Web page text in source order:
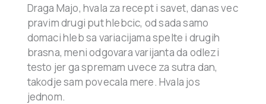
Draga Majo, hvala za recept i savet, danas vec
pravim drugi put hlebcic, od sada samo
domaci hleb sa variacijama spelte i drugih
brasna, meni odgovara varijanta da odlezi
testo jer ga spremam uvece za sutra dan,
takodje sam povecala mere. Hvala jos
jednom.